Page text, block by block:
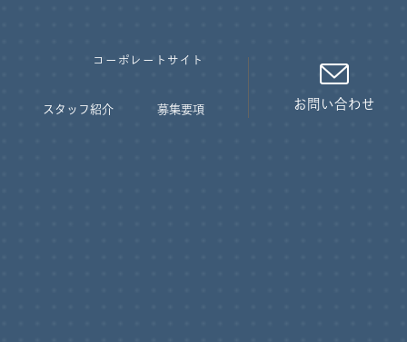
コーポレートサイト
スタッフ紹介 募集要項 お問い合わせ